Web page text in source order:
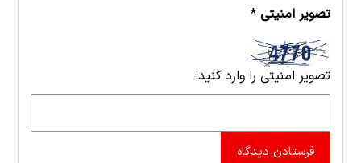
تصویر امنیتی*
تصویر امنیتی را وارد کنید:
فرستادن دیدگاه